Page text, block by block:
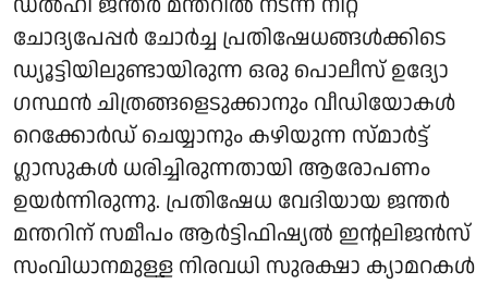
ചോദ്യപേപ്പർ ചോർച്ച പ്രതിഷേധങ്ങൾക്കിടെ
ഡ്യൂട്ടിയിലുണ്ടായിരുന്ന ഒരു പൊലീസ് ഉദ്യോ​
ഗസ്ഥൻ ചിത്രങ്ങളെടുക്കാനും വീഡിയോകൾ
റെക്കോർഡ് ചെയ്യാനും കഴിയുന്ന സ്മാർട്ട്
ഗ്ലാസുകൾ ധരിച്ചിരുന്നതായി ആരോപണം
ഉയർന്നിരുന്നു. പ്രതിഷേധ വേദിയായ ജന്തർ
മന്തറിന് സമീപം ആർട്ടിഫിഷ്യൽ ഇൻ്റലിജൻസ്
സംവിധാനമുള്ള നിരവധി സുരക്ഷാ ക്യാമറകൾ